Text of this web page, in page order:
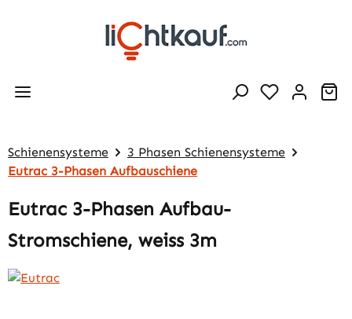
Zum Hauptinhalt springen
Schienensysteme
3 Phasen Schienensysteme
Eutrac 3-Phasen Aufbauschiene
Eutrac 3-Phasen Aufbau-
Stromschiene, weiss 3m